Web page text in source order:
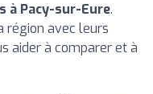
à Pacy-sur-Eure.
région avec leurs
aider à comparer et à